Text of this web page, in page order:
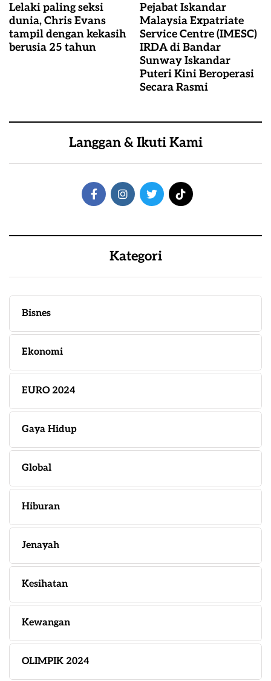
Lelaki paling seksi
dunia, Chris Evans
tampil dengan kekasih
berusia 25 tahun
Pejabat Iskandar
Malaysia Expatriate
Service Centre (IMESC)
IRDA di Bandar
Sunway Iskandar
Puteri Kini Beroperasi
Secara Rasmi
Langgan & Ikuti Kami
Kategori
Bisnes
Ekonomi
EURO 2024
Gaya Hidup
Global
Hiburan
Jenayah
Kesihatan
Kewangan
OLIMPIK 2024